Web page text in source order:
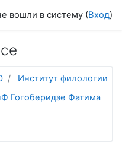
вошли в систему (Вход)
Институт филологии
Гогоберидзе Фатима